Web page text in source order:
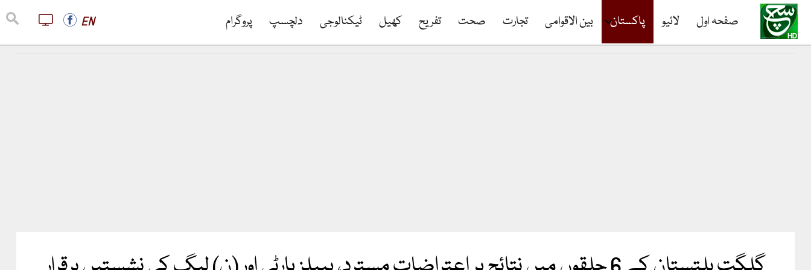
صفحہ اول لائیو پاکستان بین الاقوامی تجارت صحت تفریح کھیل ٹیکنالوجی دلچسپ پروگرام EN